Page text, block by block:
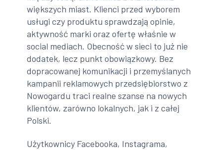
większych miast. Klienci przed wyborem
usługi czy produktu sprawdzają opinie,
aktywność marki oraz ofertę właśnie w
social mediach. Obecność w sieci to już nie
dodatek, lecz punkt obowiązkowy. Bez
dopracowanej komunikacji i przemyślanych
kampanii reklamowych przedsiębiorstwo z
Nowogardu traci realne szanse na nowych
klientów, zarówno lokalnych, jak i z całej
Polski.
Użytkownicy Facebooka, Instagrama,